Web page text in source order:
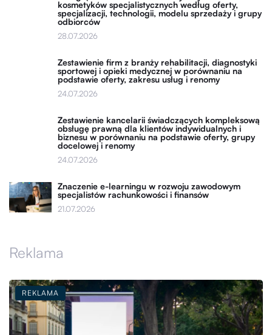
kosmetyków specjalistycznych według oferty,
specjalizacji, technologii, modelu sprzedaży i grupy
odbiorców
28.07.2026
Zestawienie firm z branży rehabilitacji, diagnostyki
sportowej i opieki medycznej w porównaniu na
podstawie oferty, zakresu usług i renomy
24.07.2026
Zestawienie kancelarii świadczących kompleksową
obsługę prawną dla klientów indywidualnych i
biznesu w porównaniu na podstawie oferty, grupy
docelowej i renomy
24.07.2026
Znaczenie e-learningu w rozwoju zawodowym
specjalistów rachunkowości i finansów
21.07.2026
Reklama
REKLAMA